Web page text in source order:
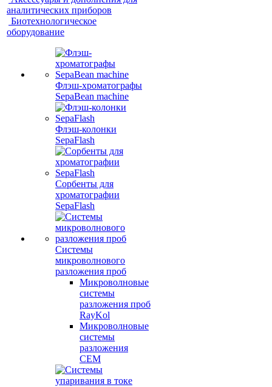
аналитических приборов
Биотехнологическое
оборудование
Флэш-хроматографы
SepaBean machine
Флэш-колонки
SepaFlash
Сорбенты для
хроматографии
SepaFlash
Системы
микроволнового
разложения проб
Микроволновые
системы
разложения проб
RayKol
Микроволновые
системы
разложения
CEM